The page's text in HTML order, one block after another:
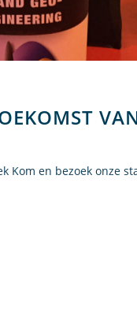
Kom en bezoek onze